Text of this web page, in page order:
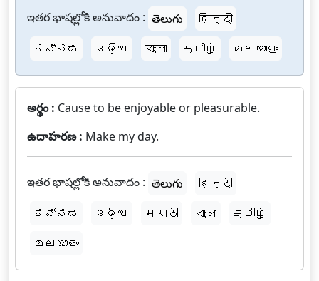
ఇతర భాషల్లోకి అనువాదం : తెలుగు
हिन्दी
ಕನ್ನಡ
ଓଡ଼ିଆ বাংলা தமிழ் മലയാളം
అర్థం : Cause to be enjoyable or pleasurable.
ఉదాహరణ : Make my day.
ఇతర భాషల్లోకి అనువాదం : తెలుగు
हिन्दी
ಕನ್ನಡ
ଓଡ଼ିଆ मराठी বাংলা
தமிழ்
മലയാളം